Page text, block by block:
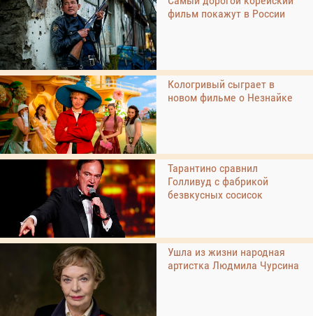
фильм покажут в России
Кологривый сыграет в
новом фильме о Незнайке
Тарантино сравнил
Голливуд с фабрикой
безвкусных сосисок
Ушла из жизни народная
артистка Людмила Чурсина